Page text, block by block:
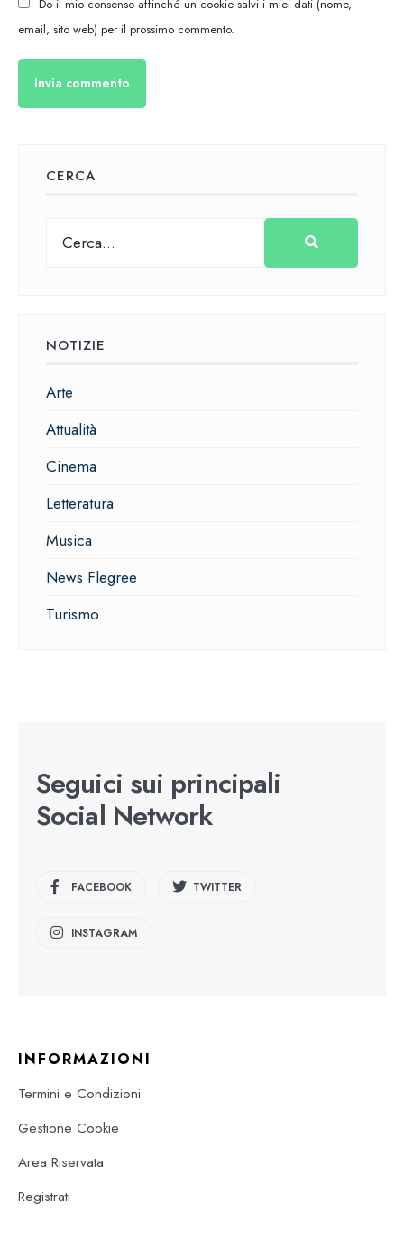
Do il mio consenso affinché un cookie salvi i miei dati (nome,
email, sito web) per il prossimo commento.
CERCA
NOTIZIE
Arte
Attualità
Cinema
Letteratura
Musica
News Flegree
Turismo
Seguici sui principali
Social Network
FACEBOOK TWITTER
INSTAGRAM
INFORMAZIONI
Termini e Condizioni
Gestione Cookie
Area Riservata
Registrati